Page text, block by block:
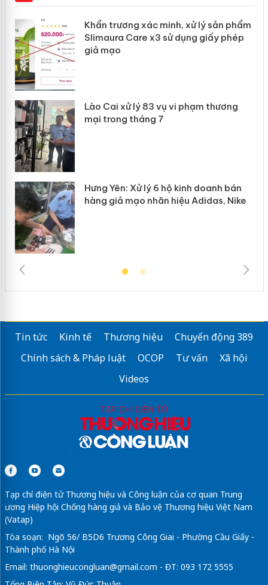
Khẩn trương xác minh, xử lý sản phẩm
Slimaura Care x3 sử dụng giấy phép
giả mạo
Lào Cai xử lý 83 vụ vi phạm thương
mại trong tháng 7
Hưng Yên: Xử lý 6 hộ kinh doanh bán
hàng giả mạo nhãn hiệu Adidas, Nike
Tin tức Kinh tế Thương hiệu
Chuyển động 389
Chính sách & Pháp luật
OCOP Tư vấn
Xã hội
Videos
Tạp chí điện tử Thương hiệu và Công luận của cơ quan Trung
ương Hiệp hội Chống hàng giả và Bảo vệ Thương hiệu Việt Nam
(Vatap)
Tòa soạn: Ngõ 56/ B5D6 Trương Công Giai - Phường Cầu Giấy -
Thành phố Hà Nội
Email: thuonghieucongluan@gmail.com - ĐT: 093 172 5555